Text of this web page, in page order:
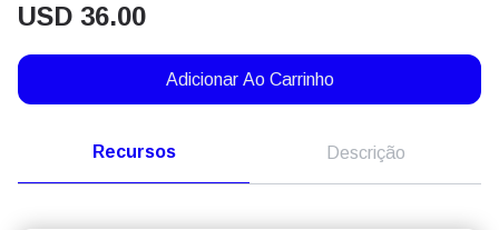
USD 36.00
Adicionar Ao Carrinho
Recursos Descrição